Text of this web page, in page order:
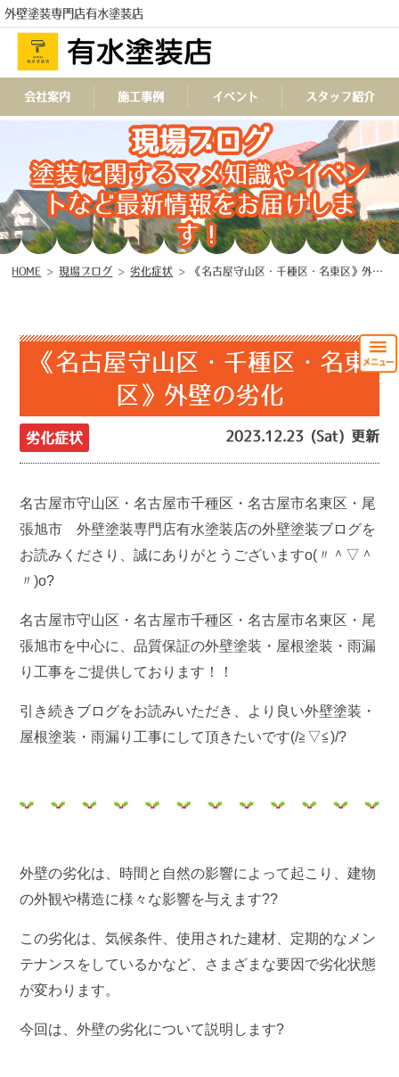
外壁塗装専門店有水塗装店
TEL
会社案内 施工事例 イベント スタッフ紹介
現場ブログ
塗装に関するマメ知識やイベン
トなど最新情報をお届けしま
す！
HOME >現場ブログ >劣化症状 > 《名古屋守山区・千種区・名東区》外壁の劣化
《名古屋守山区・千種区・名東
区》外壁の劣化
劣化症状 2023.12.23 (Sat) 更新
名古屋市守山区・名古屋市千種区・名古屋市名東区・尾
張旭市 外壁塗装専門店有水塗装店の外壁塗装ブログを
お読みくださり、誠にありがとうございますo(〃＾▽＾
〃)o?
名古屋市守山区・名古屋市千種区・名古屋市名東区・尾
張旭市を中心に、品質保証の外壁塗装・屋根塗装・雨漏
り工事をご提供しております！！
引き続きブログをお読みいただき、より良い外壁塗装・
屋根塗装・雨漏り工事にして頂きたいです(/≧▽≦)/?
外壁の劣化は、時間と自然の影響によって起こり、建物
の外観や構造に様々な影響を与えます??
この劣化は、気候条件、使用された建材、定期的なメン
テナンスをしているかなど、さまざまな要因で劣化状態
が変わります。
今回は、外壁の劣化について説明します?